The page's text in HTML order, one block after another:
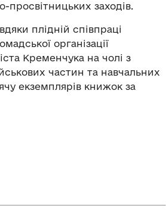
просвітницьких заходів.
плідній співпраці
організації
Кременчука на чолі з
частин та навчальних
екземплярів книжок за